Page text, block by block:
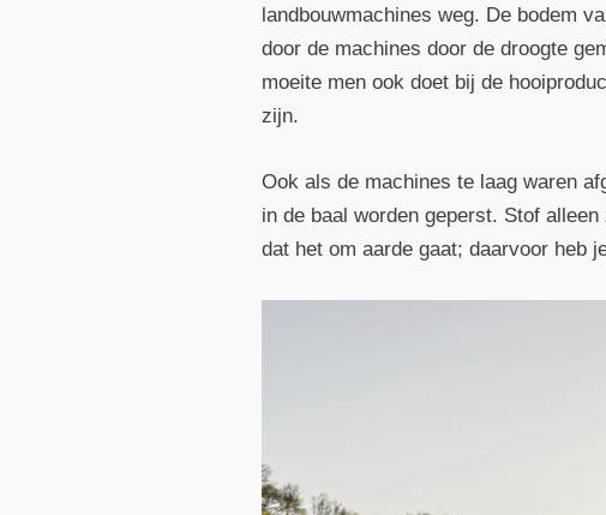
landbouwmachines weg. De bodem
door de machines door de droogte
moeite men ook doet bij de
zijn.
Ook als de machines te laag waren
in de baal worden geperst. Stof
dat het om aarde gaat; daarvoor heb